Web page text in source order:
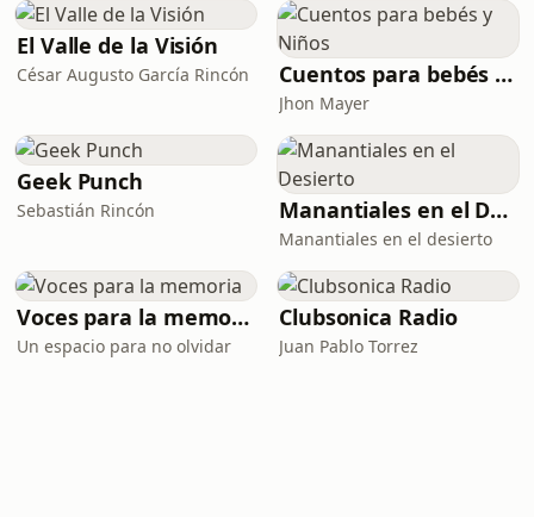
El Valle de la Visión
César Augusto García Rincón Cuentos para bebés y Niños
Jhon Mayer
Geek Punch
Sebastián Rincón Manantiales en el Desierto
Manantiales en el desierto
Voces para la memoria
Un espacio para no olvidar
Clubsonica Radio
Juan Pablo Torrez